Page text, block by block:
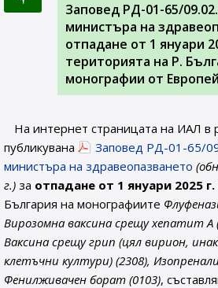
Заповед РД-01-65/
министъра на
отпадане от 1 януари
територията на Р.
монографии от
На интернет страницата на ИАЛ в
публикувана
Заповед РД-01-65/
министъра на здравеопазването
г.) за отпадане от 1 януари 2025 г.
България на монографиите
Вирозомна ваксина срещу хепатит А
Ваксина срещу грип (цял вирион,
клетъчни култури) (2308),
Фенилживачен борат (0103),